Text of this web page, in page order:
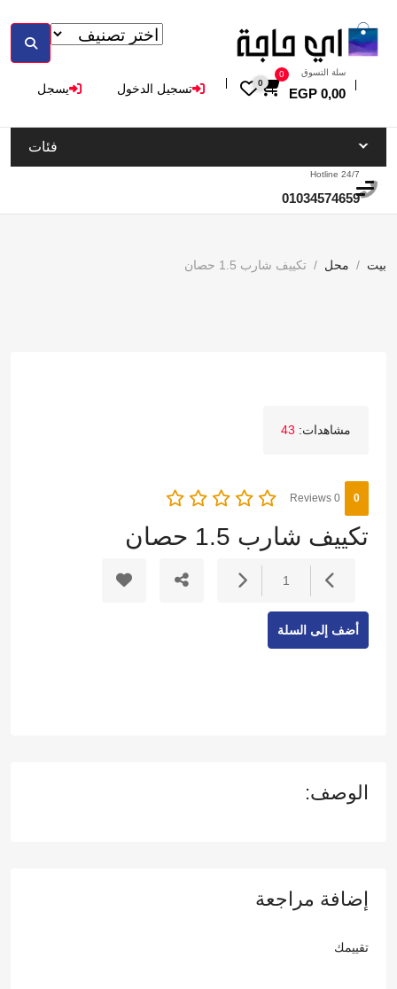
سلة التسوق
0,00
EGP
0
0
تسجيل الدخول يسجل
فئات
Hotline 24/7
01034574659
بيت محل تكييف شارب 1.5 حصان
مشاهدات: 43
0
0 Reviews
تكييف شارب 1.5 حصان
1
أضف إلى السلة
الوصف:
إضافة مراجعة
تقييمك